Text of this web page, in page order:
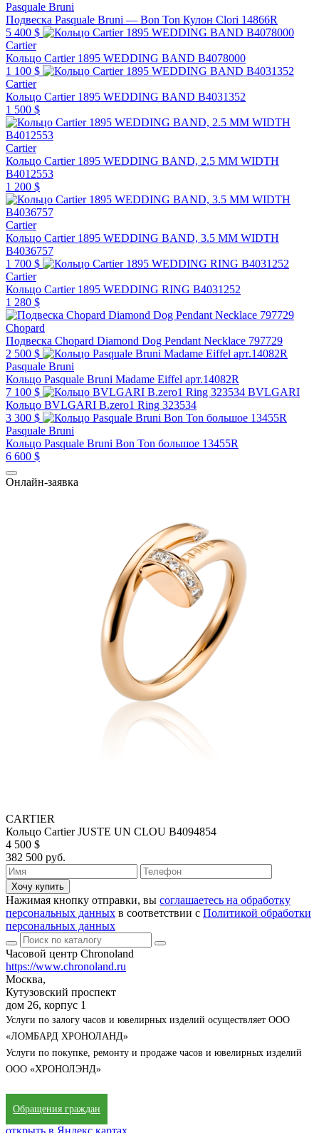
Pasquale Bruni
Подвеска Pasquale Bruni — Bon Ton Кулон Clori 14866R
5 400 $
Cartier
Кольцо Cartier 1895 WEDDING BAND B4078000
1 100 $
Cartier
Кольцо Cartier 1895 WEDDING BAND B4031352
1 500 $
Cartier
Кольцо Cartier 1895 WEDDING BAND, 2.5 MM WIDTH
B4012553
1 200 $
Cartier
Кольцо Cartier 1895 WEDDING BAND, 3.5 MM WIDTH
B4036757
1 700 $
Cartier
Кольцо Cartier 1895 WEDDING RING B4031252
1 280 $
Chopard
Подвеска Chopard Diamond Dog Pendant Necklace 797729
2 500 $
Pasquale Bruni
Кольцо Pasquale Bruni Madame Eiffel арт.14082R
7 100 $
BVLGARI
Кольцо BVLGARI B.zero1 Ring 323534
3 300 $
Pasquale Bruni
Кольцо Pasquale Bruni Bon Ton большое 13455R
6 600 $
Онлайн-заявка
CARTIER
Кольцо Cartier JUSTE UN CLOU B4094854
4 500 $
382 500 руб.
Хочу купить
Нажимая кнопку отправки, вы соглашаетесь на обработку
персональных данных в соответствии с Политикой обработки
персональных данных
Часовой центр Chronoland
https://www.chronoland.ru
Москва,
Кутузовский проспект
дом 26, корпус 1
Услуги по залогу часов и ювелирных изделий осуществляет ООО
«ЛОМБАРД ХРОНОЛАНД»
Услуги по покупке, ремонту и продаже часов и ювелирных изделий
ООО «ХРОНОЛЭНД»
Обращения граждан